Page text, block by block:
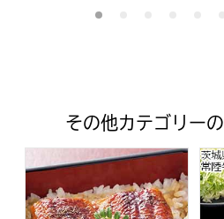
その他カテゴリー
三河一色産 うなぎ蒲焼 50g×2
茨